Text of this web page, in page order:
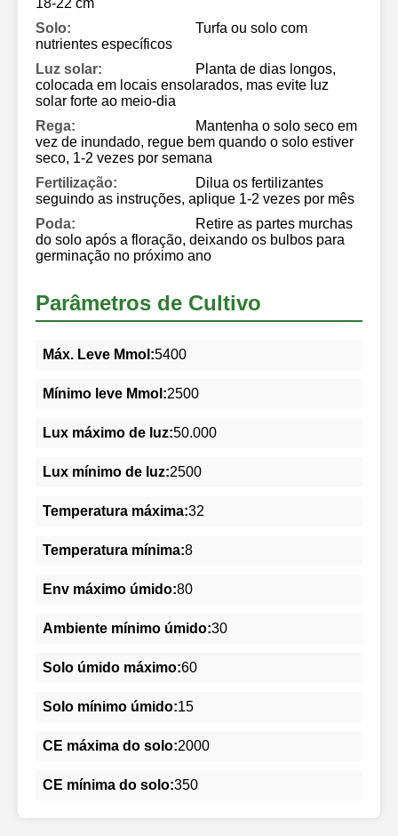
Solo:
Turfa ou solo com
nutrientes específicos
Luz solar:
Planta de dias longos,
colocada em locais ensolarados, mas evite luz
solar forte ao meio-dia
Rega:
Mantenha o solo seco em
vez de inundado, regue bem quando o solo estiver
seco, 1-2 vezes por semana
Fertilização:
Dilua os fertilizantes
seguindo as instruções, aplique 1-2 vezes por mês
Poda:
Retire as partes murchas
do solo após a floração, deixando os bulbos para
germinação no próximo ano
Parâmetros de Cultivo
Máx. Leve Mmol:5400
Mínimo leve Mmol:2500
Lux máximo de luz:50.000
Lux mínimo de luz:2500
Temperatura máxima:32
Temperatura mínima:8
Env máximo úmido:80
Ambiente mínimo úmido:30
Solo úmido máximo:60
Solo mínimo úmido:15
CE máxima do solo:2000
CE mínima do solo:350